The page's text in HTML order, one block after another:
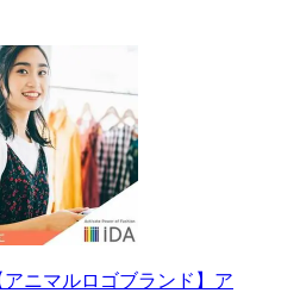
ニマルロゴブランド】ア